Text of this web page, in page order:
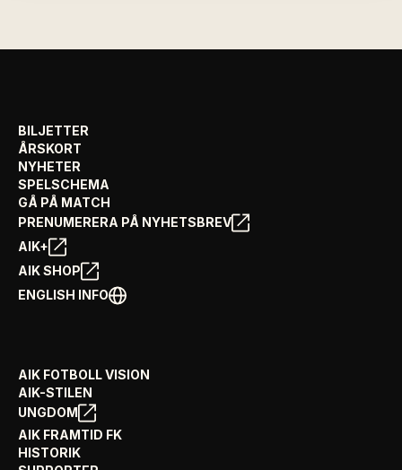
BILJETTER
ÅRSKORT
NYHETER
SPELSCHEMA
GÅ PÅ MATCH
PRENUMERERA PÅ NYHETSBREV
AIK+
AIK SHOP
ENGLISH INFO
AIK FOTBOLL VISION
AIK-STILEN
UNGDOM
AIK FRAMTID FK
HISTORIK